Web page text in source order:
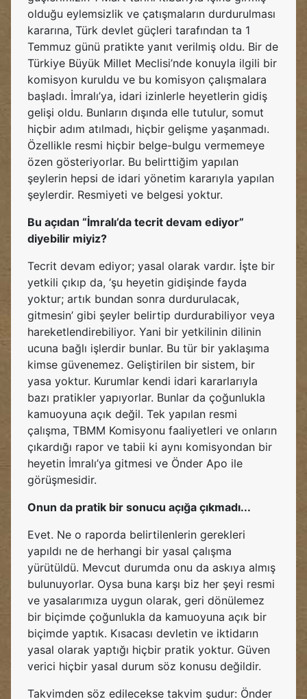
olduğu eylemsizlik ve çatışmaların durdurulması
kararına, Türk devlet güçleri tarafından ta 1
Temmuz günü pratikte yanıt verilmiş oldu. Bir de
Türkiye Büyük Millet Meclisi’nde konuyla ilgili bir
komisyon kuruldu ve bu komisyon çalışmalara
başladı. İmralı’ya, idari izinlerle heyetlerin gidiş
gelişi oldu. Bunların dışında elle tutulur, somut
hiçbir adım atılmadı, hiçbir gelişme yaşanmadı.
Özellikle resmi hiçbir belge-bulgu vermemeye
özen gösteriyorlar. Bu belirttiğim yapılan
şeylerin hepsi de idari yönetim kararıyla yapılan
şeylerdir. Resmiyeti ve belgesi yoktur.
Bu açıdan “İmralı’da tecrit devam ediyor”
diyebilir miyiz?
Tecrit devam ediyor; yasal olarak vardır. İşte bir
yetkili çıkıp da, ‘şu heyetin gidişinde fayda
yoktur; artık bundan sonra durdurulacak,
gitmesin’ gibi şeyler belirtip durdurabiliyor veya
hareketlendirebiliyor. Yani bir yetkilinin dilinin
ucuna bağlı işlerdir bunlar. Bu tür bir yaklaşıma
kimse güvenemez. Geliştirilen bir sistem, bir
yasa yoktur. Kurumlar kendi idari kararlarıyla
bazı pratikler yapıyorlar. Bunlar da çoğunlukla
kamuoyuna açık değil. Tek yapılan resmi
çalışma, TBMM Komisyonu faaliyetleri ve onların
çıkardığı rapor ve tabii ki aynı komisyondan bir
heyetin İmralı’ya gitmesi ve Önder Apo ile
görüşmesidir.
Onun da pratik bir sonucu açığa çıkmadı...
Evet. Ne o raporda belirtilenlerin gerekleri
yapıldı ne de herhangi bir yasal çalışma
yürütüldü. Mevcut durumda onu da askıya almış
bulunuyorlar. Oysa buna karşı biz her şeyi resmi
ve yasalarımıza uygun olarak, geri dönülemez
bir biçimde çoğunlukla da kamuoyuna açık bir
biçimde yaptık. Kısacası devletin ve iktidarın
yasal olarak yaptığı hiçbir pratik yoktur. Güven
verici hiçbir yasal durum söz konusu değildir.
Takvimden söz edilecekse takvim şudur: Önder